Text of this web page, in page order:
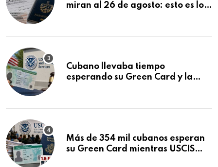
miran al 26 de agosto: esto es lo
Cubano llevaba tiempo
esperando su Green Card y la
Más de 354 mil cubanos esperan
su Green Card mientras USCIS